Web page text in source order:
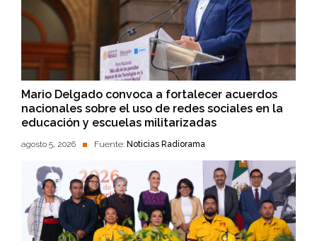
Mario Delgado convoca a fortalecer acuerdos
nacionales sobre el uso de redes sociales en la
educación y escuelas militarizadas
agosto 5, 2026 Fuente: Noticias Radiorama